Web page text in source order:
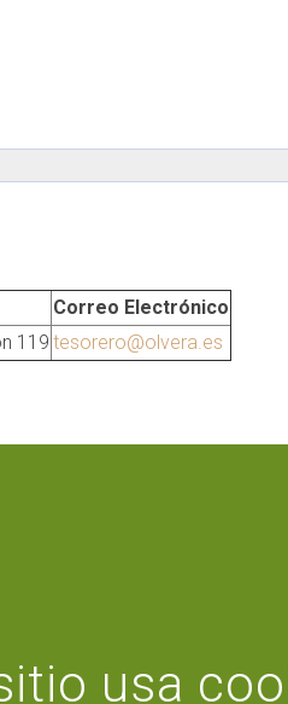
Correo Electrónico
119 tesorero@olvera.es
usa